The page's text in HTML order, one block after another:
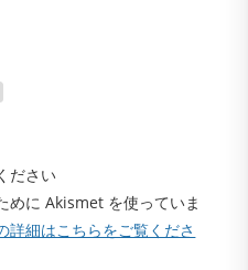
ださい
めに Akismet を使っていま
詳細はこちらをご覧くださ